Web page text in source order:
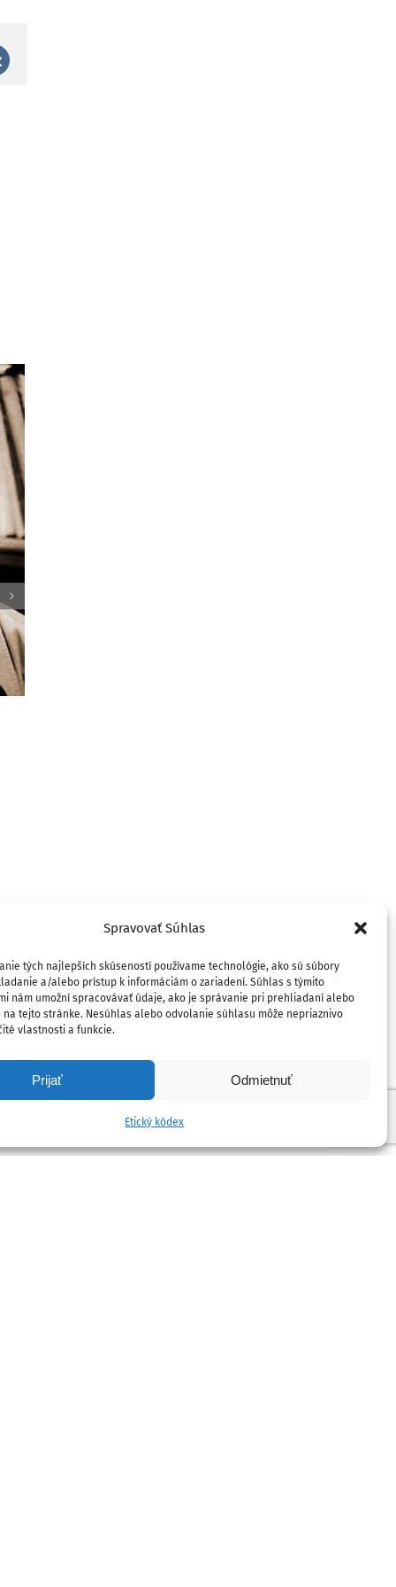
Spravovať Súhlas
tých najlepších skúseností používame technológie, ako sú súbory
a/alebo prístup k informáciám o zariadení. Súhlas s týmito
nám umožní spracovávať údaje, ako je správanie pri prehliadaní alebo
na tejto stránke. Nesúhlas alebo odvolanie súhlasu môže nepriaznivo
vlastnosti a funkcie.
Prijať Odmietnuť
Etický kódex
Vk
na Pavla Jozefa
a jeho odkaz v Srbsku